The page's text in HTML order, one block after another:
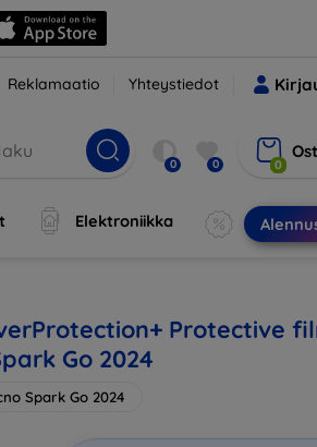
Reklamaatio Yhteystiedot
0 0 0
Elektroniikka
Protective
Go 2024
Spark Go 2024